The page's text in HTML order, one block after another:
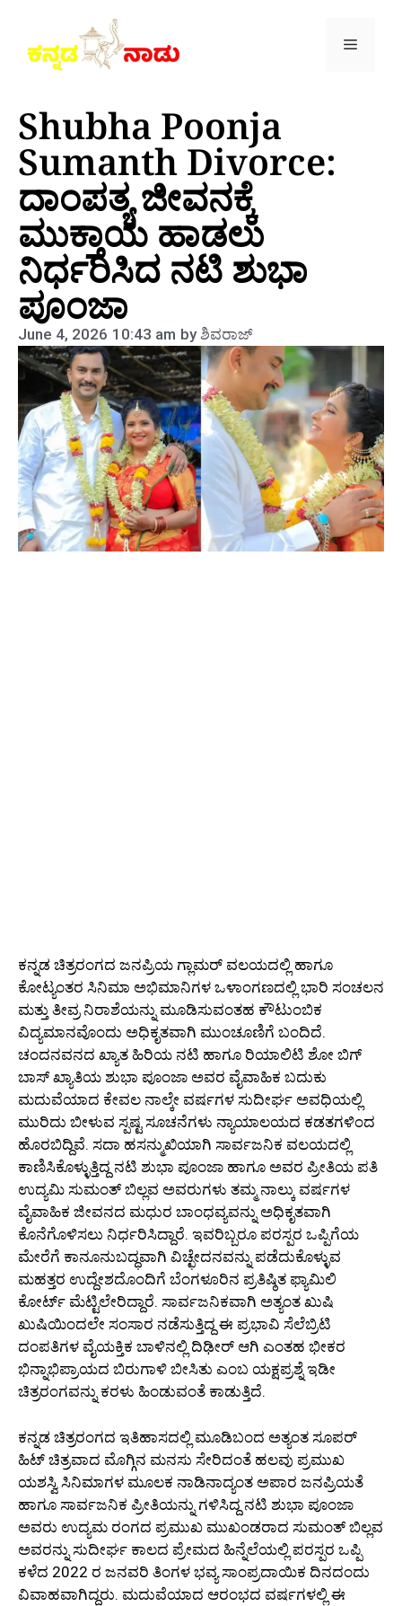
Shubha Poonja
Sumanth Divorce:
ದಾಂಪತ್ಯ ಜೀವನಕ್ಕೆ
ಮುಕ್ತಾಯ ಹಾಡಲು
ನಿರ್ಧರಿಸಿದ ನಟಿ ಶುಭಾ
ಪೂಂಜಾ
June 4, 2026 10:43 am byಶಿವರಾಜ್
ಕನ್ನಡ ಚಿತ್ರರಂಗದ ಜನಪ್ರಿಯ ಗ್ಲಾಮರ್ ವಲಯದಲ್ಲಿ ಹಾಗೂ
ಕೋಟ್ಯಂತರ ಸಿನಿಮಾ ಅಭಿಮಾನಿಗಳ ಒಳಾಂಗಣದಲ್ಲಿ ಭಾರಿ ಸಂಚಲನ
ಮತ್ತು ತೀವ್ರ ನಿರಾಶೆಯನ್ನು ಮೂಡಿಸುವಂತಹ ಕೌಟುಂಬಿಕ
ವಿದ್ಯಮಾನವೊಂದು ಅಧಿಕೃತವಾಗಿ ಮುಂಚೂಣಿಗೆ ಬಂದಿದೆ.
ಚಂದನವನದ ಖ್ಯಾತ ಹಿರಿಯ ನಟಿ ಹಾಗೂ ರಿಯಾಲಿಟಿ ಶೋ ಬಿಗ್
ಬಾಸ್ ಖ್ಯಾತಿಯ ಶುಭಾ ಪೂಂಜಾ ಅವರ ವೈವಾಹಿಕ ಬದುಕು
ಮದುವೆಯಾದ ಕೇವಲ ನಾಲ್ಕೇ ವರ್ಷಗಳ ಸುದೀರ್ಘ ಅವಧಿಯಲ್ಲಿ
ಮುರಿದು ಬೀಳುವ ಸ್ಪಷ್ಟ ಸೂಚನೆಗಳು ನ್ಯಾಯಾಲಯದ ಕಡತಗಳಿಂದ
ಹೊರಬಿದ್ದಿವೆ. ಸದಾ ಹಸನ್ಮುಖಿಯಾಗಿ ಸಾರ್ವಜನಿಕ ವಲಯದಲ್ಲಿ
ಕಾಣಿಸಿಕೊಳ್ಳುತ್ತಿದ್ದ ನಟಿ ಶುಭಾ ಪೂಂಜಾ ಹಾಗೂ ಅವರ ಪ್ರೀತಿಯ ಪತಿ
ಉದ್ಯಮಿ ಸುಮಂತ್ ಬಿಲ್ಲವ ಅವರುಗಳು ತಮ್ಮ ನಾಲ್ಕು ವರ್ಷಗಳ
ವೈವಾಹಿಕ ಜೀವನದ ಮಧುರ ಬಾಂಧವ್ಯವನ್ನು ಅಧಿಕೃತವಾಗಿ
ಕೊನೆಗೊಳಿಸಲು ನಿರ್ಧರಿಸಿದ್ದಾರೆ. ಇವರಿಬ್ಬರೂ ಪರಸ್ಪರ ಒಪ್ಪಿಗೆಯ
ಮೇರೆಗೆ ಕಾನೂನುಬದ್ಧವಾಗಿ ವಿಚ್ಛೇದನವನ್ನು ಪಡೆದುಕೊಳ್ಳುವ
ಮಹತ್ತರ ಉದ್ದೇಶದೊಂದಿಗೆ ಬೆಂಗಳೂರಿನ ಪ್ರತಿಷ್ಠಿತ ಫ್ಯಾಮಿಲಿ
ಕೋರ್ಟ್ ಮೆಟ್ಟಿಲೇರಿದ್ದಾರೆ. ಸಾರ್ವಜನಿಕವಾಗಿ ಅತ್ಯಂತ ಖುಷಿ
ಖುಷಿಯಿಂದಲೇ ಸಂಸಾರ ನಡೆಸುತ್ತಿದ್ದ ಈ ಪ್ರಭಾವಿ ಸೆಲೆಬ್ರಿಟಿ
ದಂಪತಿಗಳ ವೈಯಕ್ತಿಕ ಬಾಳಿನಲ್ಲಿ ದಿಢೀರ್ ಆಗಿ ಎಂತಹ ಭೀಕರ
ಭಿನ್ನಾಭಿಪ್ರಾಯದ ಬಿರುಗಾಳಿ ಬೀಸಿತು ಎಂಬ ಯಕ್ಷಪ್ರಶ್ನೆ ಇಡೀ
ಚಿತ್ರರಂಗವನ್ನು ಕರಳು ಹಿಂಡುವಂತೆ ಕಾಡುತ್ತಿದೆ.
ಕನ್ನಡ ಚಿತ್ರರಂಗದ ಇತಿಹಾಸದಲ್ಲಿ ಮೂಡಿಬಂದ ಅತ್ಯಂತ ಸೂಪರ್
ಹಿಟ್ ಚಿತ್ರವಾದ ಮೊಗ್ಗಿನ ಮನಸು ಸೇರಿದಂತೆ ಹಲವು ಪ್ರಮುಖ
ಯಶಸ್ವಿ ಸಿನಿಮಾಗಳ ಮೂಲಕ ನಾಡಿನಾದ್ಯಂತ ಅಪಾರ ಜನಪ್ರಿಯತೆ
ಹಾಗೂ ಸಾರ್ವಜನಿಕ ಪ್ರೀತಿಯನ್ನು ಗಳಿಸಿದ್ದ ನಟಿ ಶುಭಾ ಪೂಂಜಾ
ಅವರು ಉದ್ಯಮ ರಂಗದ ಪ್ರಮುಖ ಮುಖಂಡರಾದ ಸುಮಂತ್ ಬಿಲ್ಲವ
ಅವರನ್ನು ಸುದೀರ್ಘ ಕಾಲದ ಪ್ರೇಮದ ಹಿನ್ನೆಲೆಯಲ್ಲಿ ಪರಸ್ಪರ ಒಪ್ಪಿ
ಕಳೆದ 2022 ರ ಜನವರಿ ತಿಂಗಳ ಭವ್ಯ ಸಾಂಪ್ರದಾಯಿಕ ದಿನದಂದು
ವಿವಾಹವಾಗಿದ್ದರು. ಮದುವೆಯಾದ ಆರಂಭದ ವರ್ಷಗಳಲ್ಲಿ ಈ